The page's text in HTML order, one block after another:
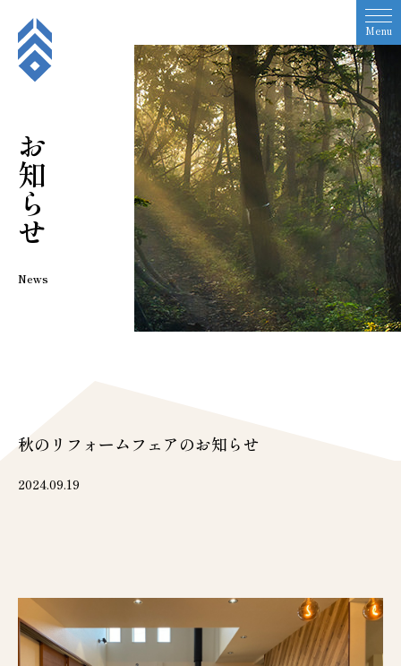
お知らせ
News
Menu
秋のリフォームフェアのお知らせ
2024.09.19